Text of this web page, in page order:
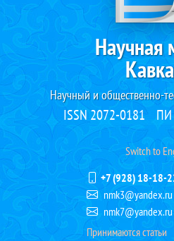
Научная
Научный и общественно-
ISSN 2072-0181
Switch to
+7 (928) 18-18-
nmk3@yandex.ru
nmk7@yandex.ru
Принимаются статьи